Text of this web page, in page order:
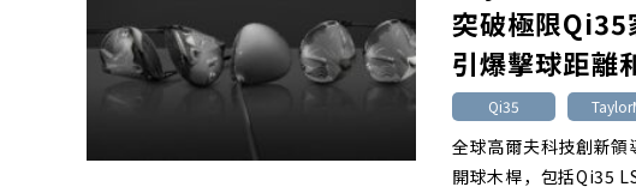
突破極限Qi35
引爆擊球距離
Qi35
全球高爾夫科技創新
開球木桿，包括Qi35